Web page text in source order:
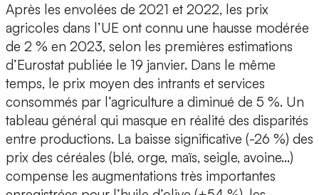
Après les envolées de 2021 et 2022, les prix
agricoles dans l’UE ont connu une hausse modérée
de 2 % en 2023, selon les premières estimations
d’Eurostat publiée le 19 janvier. Dans le même
temps, le prix moyen des intrants et services
consommés par l’agriculture a diminué de 5 %. Un
tableau général qui masque en réalité des disparités
entre productions. La baisse significative (-26 %) des
prix des céréales (blé, orge, maïs, seigle, avoine…)
compense les augmentations très importantes